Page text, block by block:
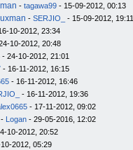
- tagawa99 - 15-09-2012, 00:13
- SERJIO_ - 15-09-2012, 19:11
10-2012, 23:34
10-2012, 20:48
- 24-10-2012, 21:01
- 16-11-2012, 16:15
- 16-11-2012, 16:46
- 16-11-2012, 19:36
- 17-11-2012, 09:02
- Logan - 29-05-2016, 12:02
10-2012, 20:52
2012, 05:29